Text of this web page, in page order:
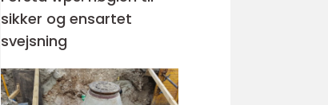
sikker og ensartet
svejsning